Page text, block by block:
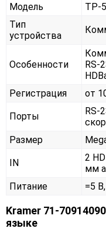
Модель
TP-
Тип
устройства
Особенности
RS-
Регистрация
от
Порты
RS-
Размер
IN
2
мм
Питание
=5
Kramer 71-
языке